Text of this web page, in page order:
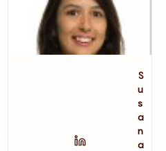
S
u
s
a
n
a